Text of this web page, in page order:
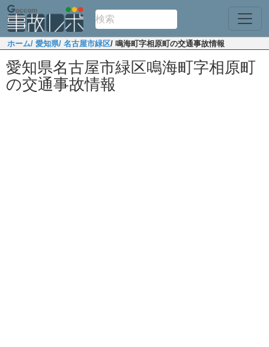
ホーム/ 愛知県/ 名古屋市緑区/ 鳴海町字相原町の交通事故情報
愛知県名古屋市緑区鳴海町字相原町
の交通事故情報